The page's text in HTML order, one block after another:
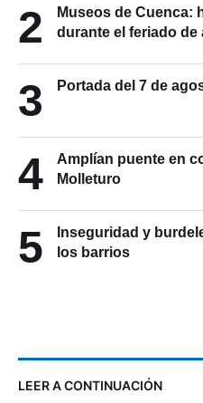
2
Museos de Cuenca:
durante el feriado de
3 Portada del 7 de
4
Amplían puente en
Molleturo
5
Inseguridad y
los barrios
LEER A CONTINUACIÓN